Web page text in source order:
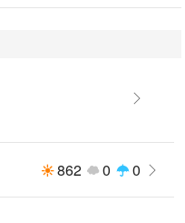
862 0 0